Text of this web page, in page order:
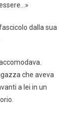
dalla sua
che aveva
a lei in un